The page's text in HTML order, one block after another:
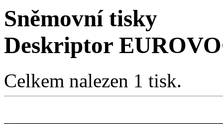
Sněmovní tisky
Deskriptor
Celkem nalezen 1 tisk.